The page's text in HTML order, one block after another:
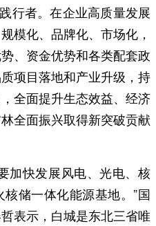
行者。在企业高质量发展
模化、品牌化、市场化，
、资金优势和各类配套政
项目落地和产业升级，持
全面提升生态效益、经济
全面振兴取得新突破贡献
加快发展风电、光电、核
储一体化能源基地。”国
表示，白城是东北三省唯